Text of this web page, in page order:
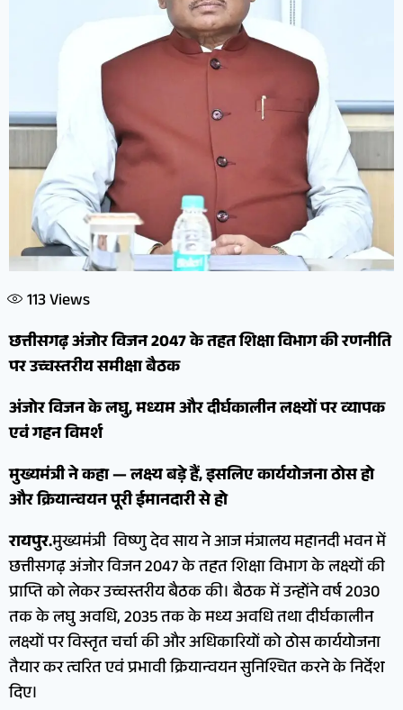
113Views
छत्तीसगढ़ अंजोर विजन 2047 के तहत शिक्षा विभाग की रणनीति
पर उच्चस्तरीय समीक्षा बैठक
अंजोर विजन के लघु, मध्यम और दीर्घकालीन लक्ष्यों पर व्यापक
एवं गहन विमर्श
मुख्यमंत्री ने कहा — लक्ष्य बड़े हैं, इसलिए कार्ययोजना ठोस हो
और क्रियान्वयन पूरी ईमानदारी से हो
रायपुर.मुख्यमंत्री विष्णु देव साय ने आज मंत्रालय महानदी भवन में
छत्तीसगढ़ अंजोर विजन 2047 के तहत शिक्षा विभाग के लक्ष्यों की
प्राप्ति को लेकर उच्चस्तरीय बैठक की। बैठक में उन्होंने वर्ष 2030
तक के लघु अवधि, 2035 तक के मध्य अवधि तथा दीर्घकालीन
लक्ष्यों पर विस्तृत चर्चा की और अधिकारियों को ठोस कार्ययोजना
तैयार कर त्वरित एवं प्रभावी क्रियान्वयन सुनिश्चित करने के निर्देश
दिए।